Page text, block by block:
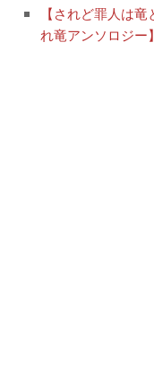
【されど罪人は
れ竜アンソロジー】